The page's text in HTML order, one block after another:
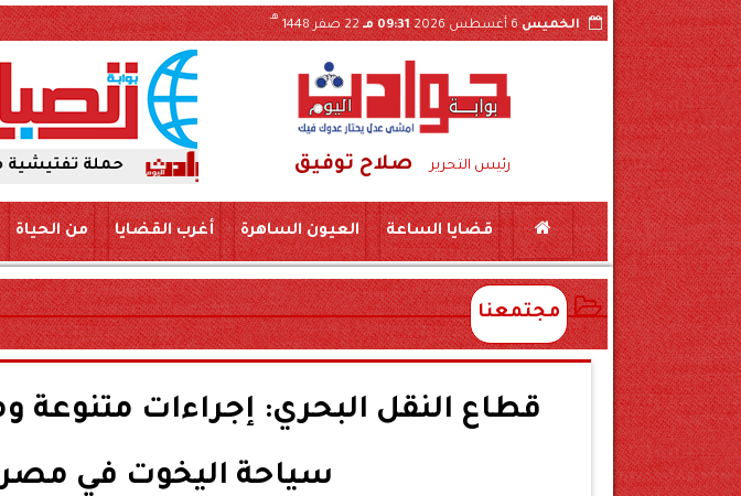
الخميس6 أغسطس 2026 09:31 مـ 22 صفر 1448
هـ
رئيس التحرير صلاح توفيق حملة تفتيشية موسعة وتحرير والقرارات الداخلية عبر «السوشيال ميديا»
قضايا الساعة العيون الساهرة أغرب القضايا من الحياة
مجتمعنا
قطاع النقل البحري: إجراءات متنوعة
سياحة اليخوت في مصر